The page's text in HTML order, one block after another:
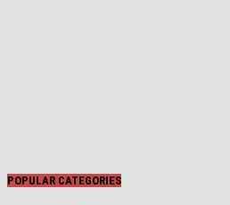
POPULAR CATEGORIES